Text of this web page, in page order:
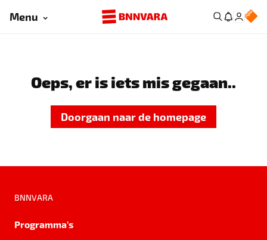
Menu
Oeps, er is iets mis gegaan..
Doorgaan naar de homepage
BNNVARA
Programma's